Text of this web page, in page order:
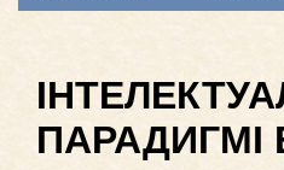
ПАРАДИГМІ